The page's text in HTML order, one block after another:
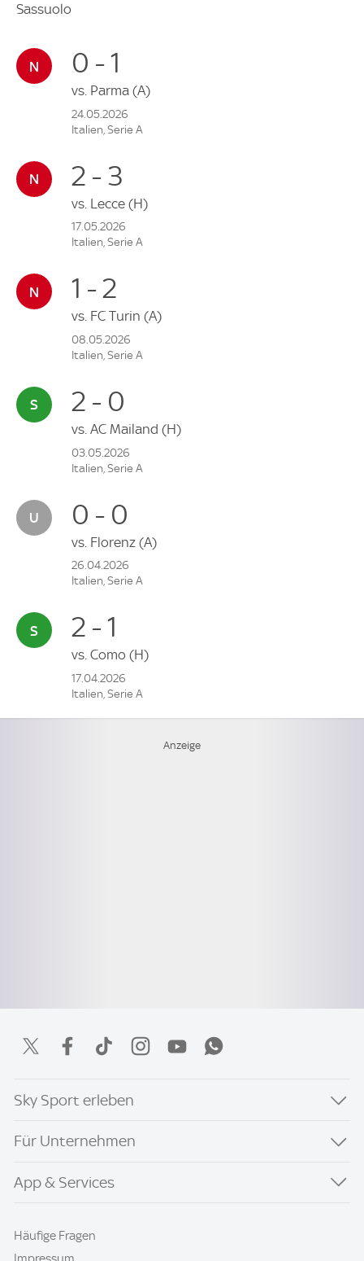
Sassuolo
0 - 1
vs. Parma (A)
24.05.2026
Italien, Serie A
2 - 3
vs. Lecce (H)
17.05.2026
Italien, Serie A
1 - 2
vs. FC Turin (A)
08.05.2026
Italien, Serie A
2 - 0
vs. AC Mailand (H)
03.05.2026
Italien, Serie A
0 - 0
vs. Florenz (A)
26.04.2026
Italien, Serie A
2 - 1
vs. Como (H)
17.04.2026
Italien, Serie A
Sky Sport erleben
Für Unternehmen
App & Services
Häufige Fragen